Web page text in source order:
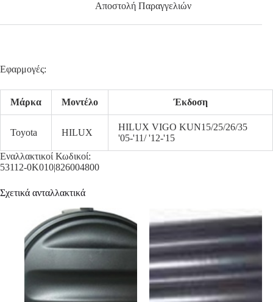
Αποστολή Παραγγελιών
Εφαρμογές:
Μάρκα Μοντέλο Έκδοση
Toyota HILUX
HILUX VIGO KUN15/25/26/35
'05-'11/ '12-'15
Εναλλακτικοί Κωδικοί:
53112-0K010|826004800
Σχετικά ανταλλακτικά